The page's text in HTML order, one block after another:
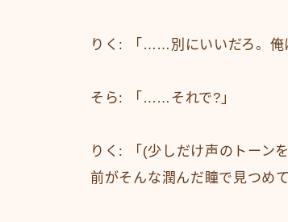
りく: 「……別にいいだろ。俺
そら: 「……それで?」
りく: 「(少しだけ声のトー
前がそんな潤んだ瞳で見つめ